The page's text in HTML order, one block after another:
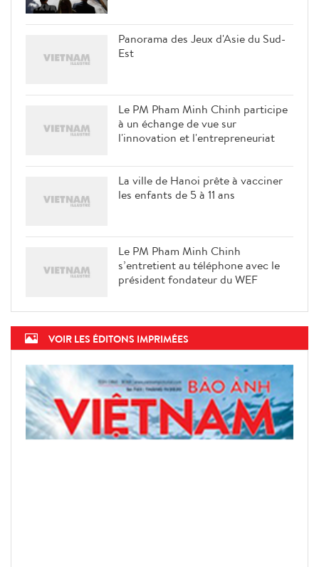
Panorama des Jeux d'Asie du Sud-
Est
Le PM Pham Minh Chinh participe
à un échange de vue sur
l'innovation et l'entrepreneuriat
La ville de Hanoi prête à vacciner
les enfants de 5 à 11 ans
Le PM Pham Minh Chinh
s’entretient au téléphone avec le
président fondateur du WEF
VOIR LES ÉDITONS IMPRIMÉES